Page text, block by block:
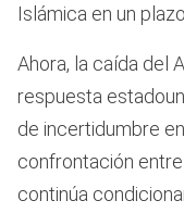
Islámica en un
Ahora, la caída del
respuesta
de incertidumbre
confrontación
continúa